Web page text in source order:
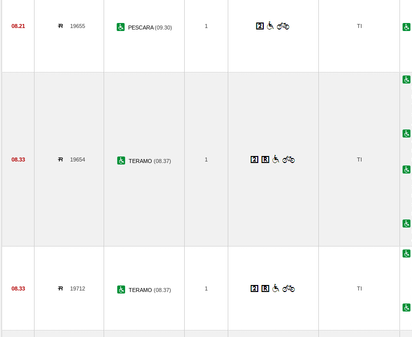
08.21 19655 PESCARA(09.30) 1 TI
08.33 19654 TERAMO (08.37) 1 TI
08.33 19712 TERAMO (08.37) 1 TI